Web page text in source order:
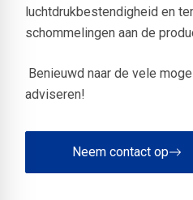
luchtdrukbestendigheid en
schommelingen aan de
Benieuwd naar de vele
adviseren!
Neem contact op